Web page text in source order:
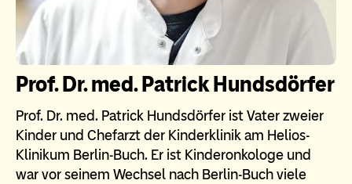
Prof. Dr. med. Patrick Hundsdörfer
Prof. Dr. med. Patrick Hundsdörfer ist Vater zweier
Kinder und Chefarzt der Kinderklinik am Helios-
Klinikum Berlin-Buch. Er ist Kinderonkologe und
war vor seinem Wechsel nach Berlin-Buch viele